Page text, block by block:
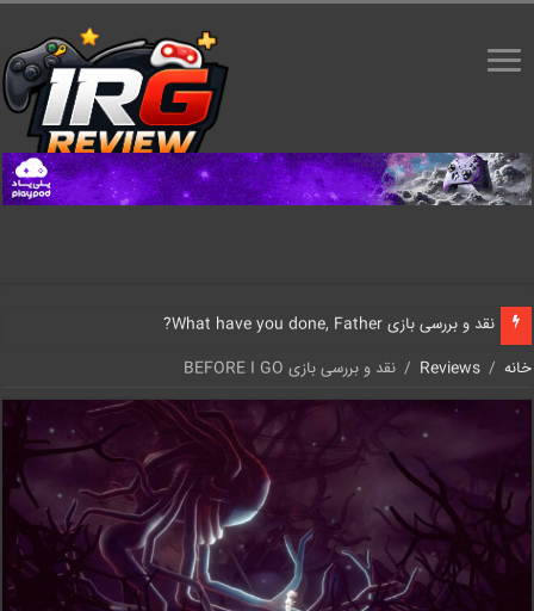
نقد و بررسی بازی What have you done, Father?
خانه /
Reviews
/ نقد و بررسی بازی BEFORE I GO